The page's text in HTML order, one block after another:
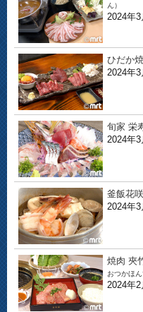
ん）
2024年
ひだか
2024年
旬家 栄
2024年
釜飯花
2024年
焼肉 夾
おつかほん
2024年